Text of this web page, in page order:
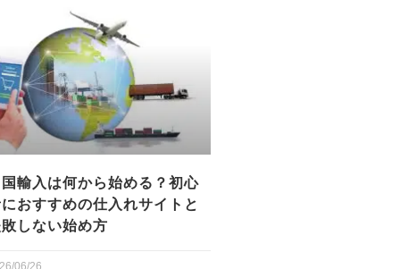
輸入は何から始める？初心
おすすめの仕入れサイトと
しない始め方
06/26